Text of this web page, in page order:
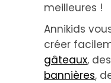
meilleures !
Annikids
créer
gâteaux, des
bannières,